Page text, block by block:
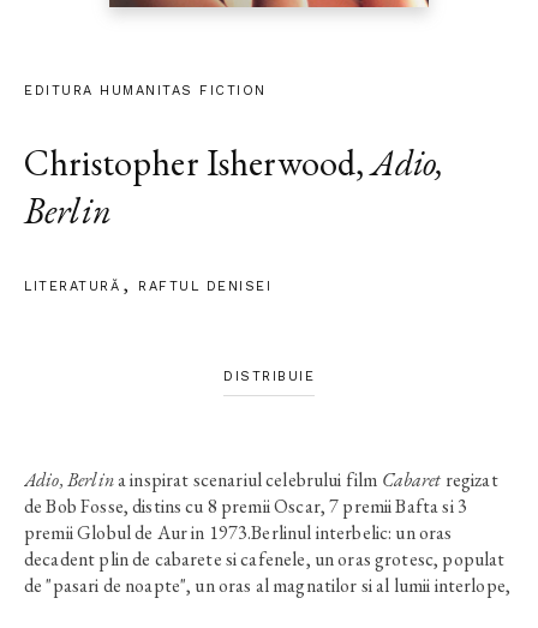
EDITURA HUMANITAS FICTION
Christopher Isherwood,Adio,
Berlin
LITERATURĂ RAFTUL DENISEI
DISTRIBUIE
Adio, Berlina inspirat scenariul celebrului film Cabaret regizat
de Bob Fosse, distins cu 8 premii Oscar, 7 premii Bafta si 3
premii Globul de Aur in 1973.Berlinul interbelic: un oras
decadent plin de cabarete si cafenele, un oras grotesc, populat
de "pasari de noapte", un oras al magnatilor si al lumii interlope,